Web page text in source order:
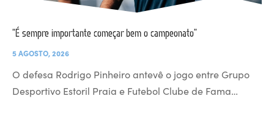
“É sempre importante começar bem o campeonato”
5 AGOSTO, 2026
O defesa Rodrigo Pinheiro antevê o jogo entre Grupo
Desportivo Estoril Praia e Futebol Clube de Fama…